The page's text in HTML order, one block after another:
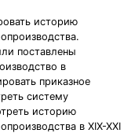
историю
поставлены
в
приказное
систему
историю
в XIX-XXI